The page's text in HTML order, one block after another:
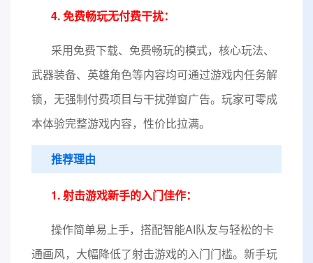
4. 免费畅玩无付费干扰：
采用免费下载、免费畅玩的模式，核心玩法、
武器装备、英雄角色等内容均可通过游戏内任务解
锁，无强制付费项目与干扰弹窗广告。玩家可零成
本体验完整游戏内容，性价比拉满。
推荐理由
1. 射击游戏新手的入门佳作：
操作简单易上手，搭配智能AI队友与轻松的卡
通画风，大幅降低了射击游戏的入门门槛。新手玩